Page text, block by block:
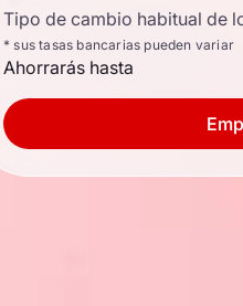
Tipo de cambio habitual de
* sus tasas bancarias pueden variar
Ahorrarás hasta